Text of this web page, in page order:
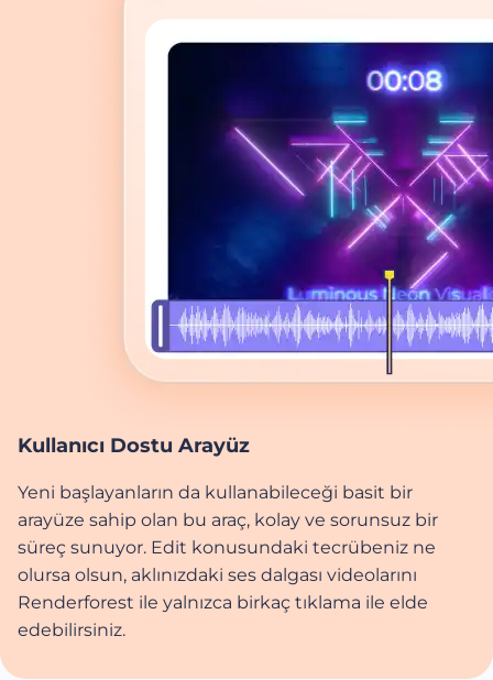
Kullanıcı Dostu Arayüz
Yeni başlayanların da kullanabileceği basit bir
arayüze sahip olan bu araç, kolay ve sorunsuz bir
süreç sunuyor. Edit konusundaki tecrübeniz ne
olursa olsun, aklınızdaki ses dalgası videolarını
Renderforest ile yalnızca birkaç tıklama ile elde
edebilirsiniz.